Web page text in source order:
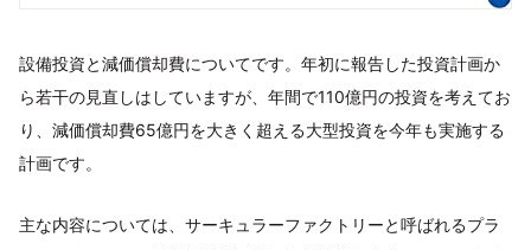
設備投資と減価償却費についてです。年初に報告した投資計画か
ら若干の見直しはしていますが、年間で110億円の投資を考えてお
り、減価償却費65億円を大きく超える大型投資を今年も実施する
計画です。
主な内容については、サーキュラーファクトリーと呼ばれるプラ